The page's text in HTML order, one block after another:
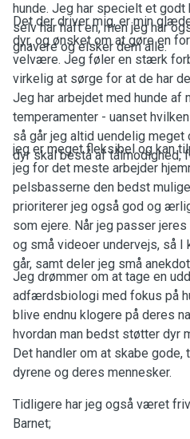
hunde. Jeg har specielt et godt
selv har haft en, men jeg har
gnavere og elsker dem alle.
Det der driver mig, er min
dyr, og ønsket om at gøre en
velvære. Jeg føler en stærk
virkelig at sørge for at de har
Jeg har arbejdet med hunde af
temperamenter - uanset
så går jeg altid uendelig
dyr skal bestå af tålmodighed,
jeg er meget fleksibel og kan
jeg for det meste arbejder
pelsbasserne den bedst
prioriterer jeg også god og
som ejere. Når jeg passer
og små videoer undervejs, så I
går, samt deler jeg små
Jeg drømmer om at tage en
adfærdsbiologi med fokus på
blive endnu klogere på deres
hvordan man bedst støtter dyr
Det handler om at skabe gode,
dyrene og deres mennesker.
Tidligere har jeg også været
Barnet;